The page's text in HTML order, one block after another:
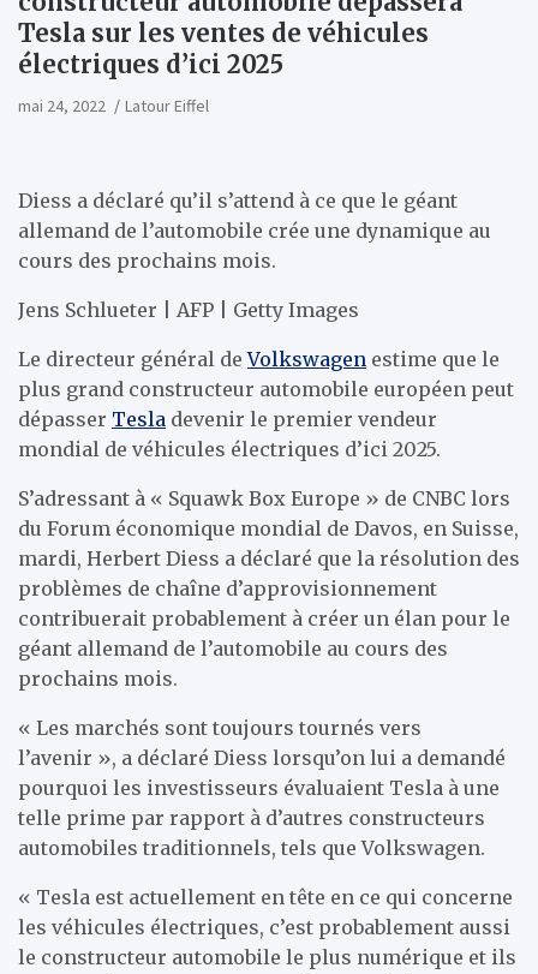
Tesla sur les ventes de véhicules
électriques d’ici 2025
mai 24, 2022 Latour Eiffel
Diess a déclaré qu’il s’attend à ce que le géant
allemand de l’automobile crée une dynamique au
cours des prochains mois.
Jens Schlueter | AFP | Getty Images
Le directeur général deVolkswagen estime que le
plus grand constructeur automobile européen peut
dépasser Tesla devenir le premier vendeur
mondial de véhicules électriques d’ici 2025.
S’adressant à « Squawk Box Europe » de CNBC lors
du Forum économique mondial de Davos, en Suisse,
mardi, Herbert Diess a déclaré que la résolution des
problèmes de chaîne d’approvisionnement
contribuerait probablement à créer un élan pour le
géant allemand de l’automobile au cours des
prochains mois.
« Les marchés sont toujours tournés vers
l’avenir », a déclaré Diess lorsqu’on lui a demandé
pourquoi les investisseurs évaluaient Tesla à une
telle prime par rapport à d’autres constructeurs
automobiles traditionnels, tels que Volkswagen.
« Tesla est actuellement en tête en ce qui concerne
les véhicules électriques, c’est probablement aussi
le constructeur automobile le plus numérique et ils